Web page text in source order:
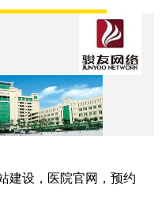
建设，医院官网，预约